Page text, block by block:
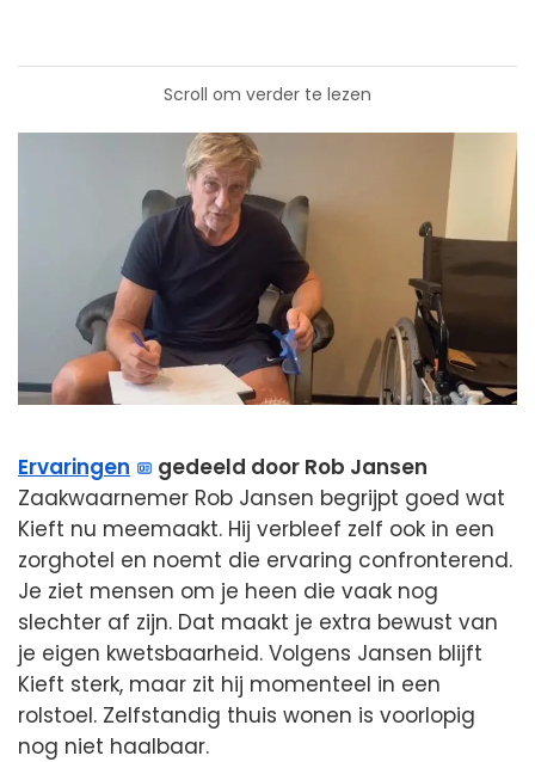
Scroll om verder te lezen
Ervaringen
gedeeld door Rob Jansen
Zaakwaarnemer Rob Jansen begrijpt goed wat
Kieft nu meemaakt. Hij verbleef zelf ook in een
zorghotel en noemt die ervaring confronterend.
Je ziet mensen om je heen die vaak nog
slechter af zijn. Dat maakt je extra bewust van
je eigen kwetsbaarheid. Volgens Jansen blijft
Kieft sterk, maar zit hij momenteel in een
rolstoel. Zelfstandig thuis wonen is voorlopig
nog niet haalbaar.